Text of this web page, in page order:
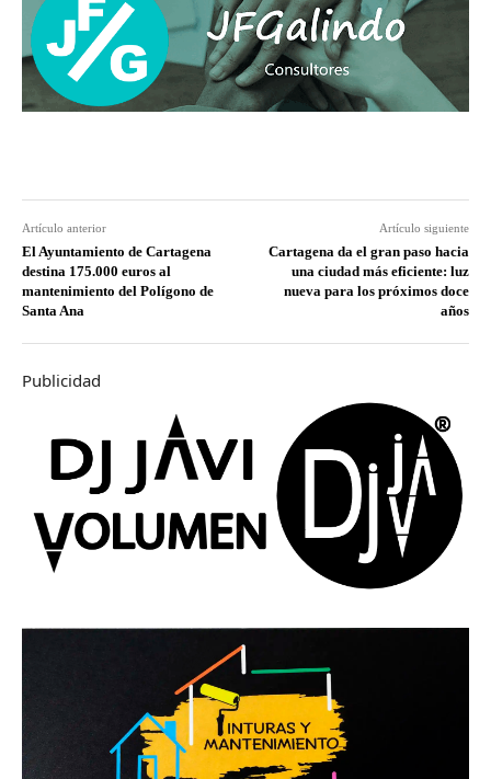
Artículo anterior
El Ayuntamiento de Cartagena
destina 175.000 euros al
mantenimiento del Polígono de
Santa Ana
Artículo siguiente
Cartagena da el gran paso hacia
una ciudad más eficiente: luz
nueva para los próximos doce
años
Publicidad